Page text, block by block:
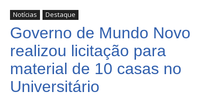
Notícias Destaque
Governo de Mundo Novo
realizou licitação para
material de 10 casas no
Universitário